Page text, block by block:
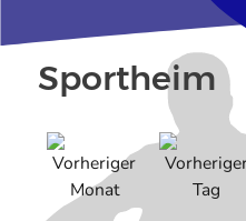
Sportheim